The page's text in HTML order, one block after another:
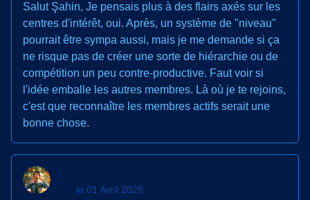
Salut Şahin, Je pensais plus à des flairs axés sur les
centres d'intérêt, oui. Après, un système de "niveau"
pourrait être sympa aussi, mais je me demande si ça
ne risque pas de créer une sorte de hiérarchie ou de
compétition un peu contre-productive. Faut voir si
l'idée emballe les autres membres. Là où je te rejoins,
c'est que reconnaître les membres actifs serait une
bonne chose.
le 01 Avril 2025